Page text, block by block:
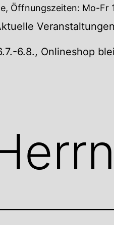
Öffnungszeiten: Mo-Fr
Veranstaltungen
6.8., Onlineshop